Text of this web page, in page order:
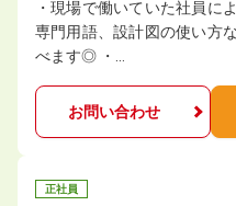
・現場で働いていた社員
専門用語、設計図の使い方
べます◎ ・…
お問い合わせ
正社員